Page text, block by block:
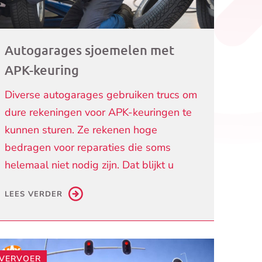
Autogarages sjoemelen met
APK-keuring
Diverse autogarages gebruiken trucs om
dure rekeningen voor APK-keuringen te
kunnen sturen. Ze rekenen hoge
bedragen voor reparaties die soms
helemaal niet nodig zijn. Dat blijkt u
LEES VERDER